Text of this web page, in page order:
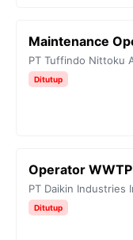
Maintenance
PT Tuffindo Nittoku
Ditutup
Operator WWTP
PT Daikin Industries
Ditutup